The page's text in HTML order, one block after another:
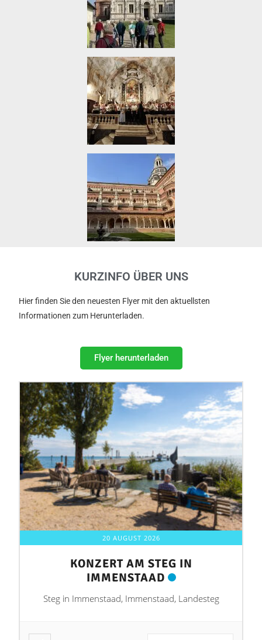
KURZINFO ÜBER UNS
Hier finden Sie den neuesten Flyer mit den aktuellsten
Informationen zum Herunterladen.
Flyer herunterladen
20 AUGUST 2026
KONZERT AM STEG IN
IMMENSTAAD
Steg in Immenstaad, Immenstaad, Landesteg